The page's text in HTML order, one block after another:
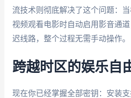
流技术则彻底解决了这个问题：
视频观看电影时自动启用影音通
迟线路，整个过程无需手动操作。
跨越时区的娱乐自
现在你已经掌握全部密钥：安装支